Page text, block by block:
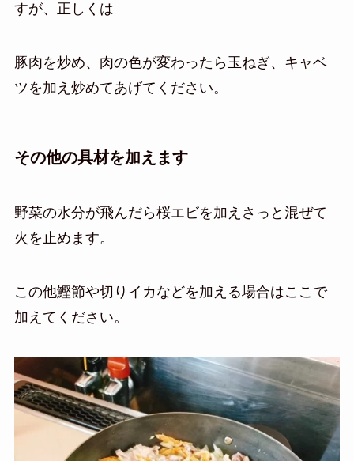
すが、正しくは
豚肉を炒め、肉の色が変わったら玉ねぎ、キャベ
ツを加え炒めてあげてください。
その他の具材を加えます
野菜の水分が飛んだら桜エビを加えさっと混ぜて
火を止めます。
この他鰹節や切りイカなどを加える場合はここで
加えてください。